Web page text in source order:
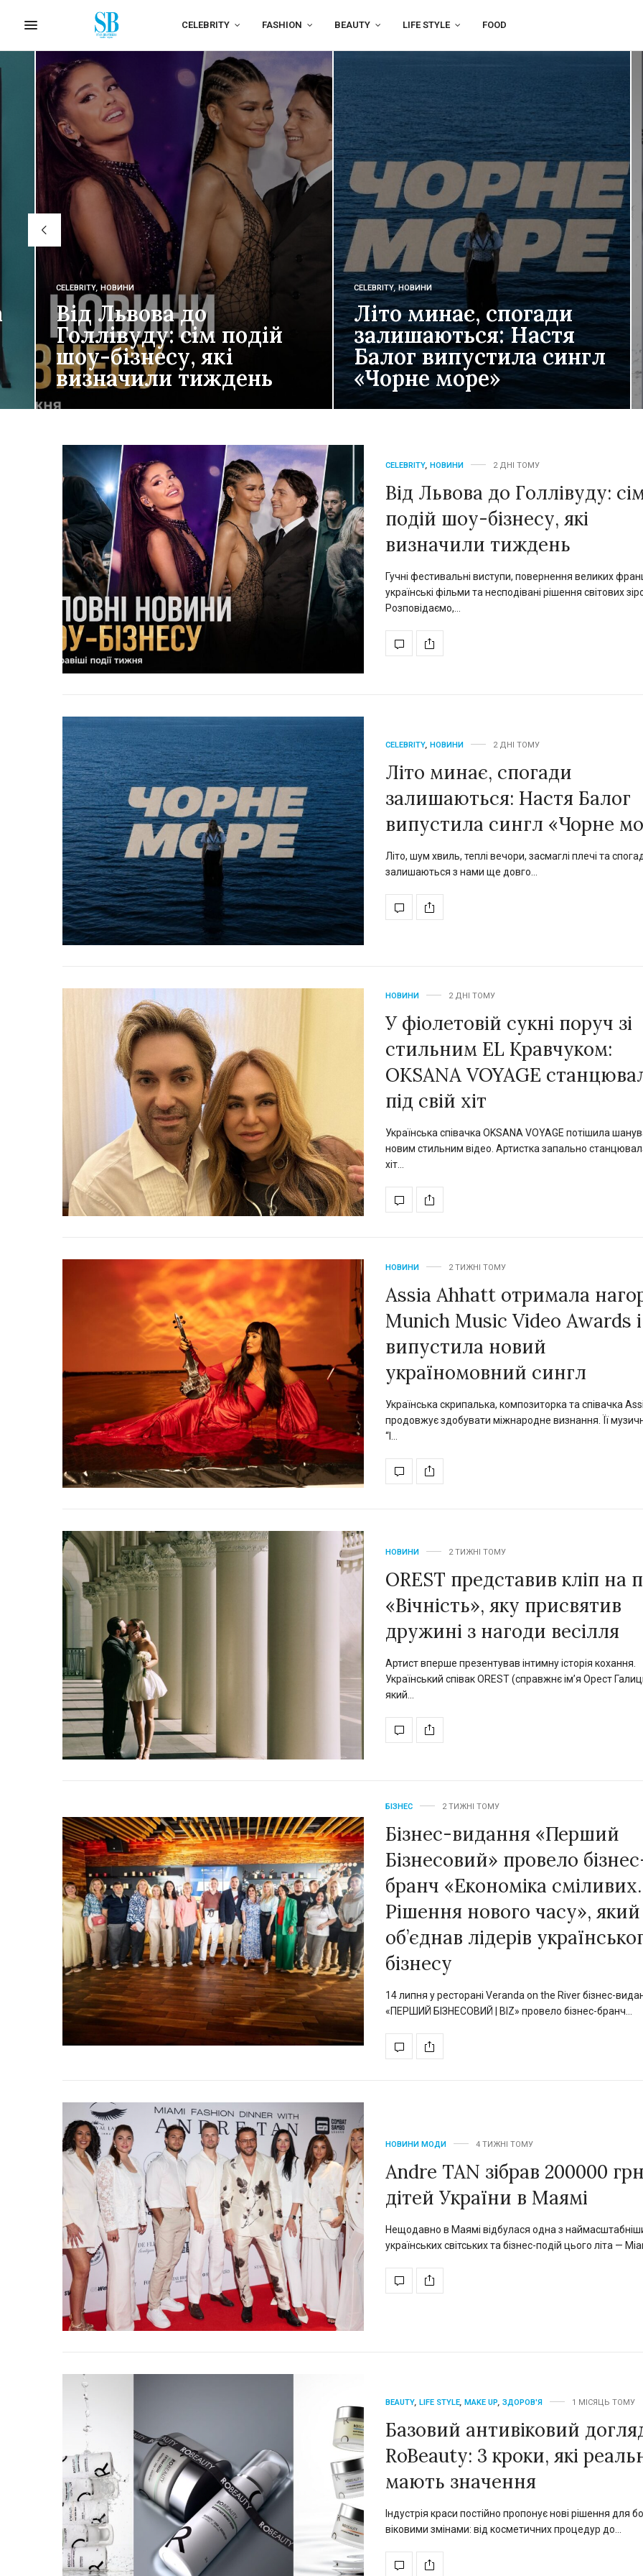
CELEBRITY FASHION BEAUTY LIFE STYLE FOOD
CELEBRITY, НОВИНИ
Від Львова до
Голлівуду: сім подій
шоу-бізнесу, які
визначили тиждень
Гучні фестивальні виступи, повернення великих
ЧИТАТИ ДАЛІ →
CELEBRITY, НОВИНИ
Літо минає, спогади
залишаються: Настя
Балог випустила сингл
«Чорне море»
ЧИТАТИ ДАЛІ →
CELEBRITY, НОВИНИ 2 ДНІ ТОМУ
Від Львова до Голлівуду:
подій шоу-бізнесу, які
визначили тиждень
Гучні фестивальні виступи, повернення великих
українські фільми та несподівані рішення світових
Розповідаємо,…
CELEBRITY, НОВИНИ 2 ДНІ ТОМУ
Літо минає, спогади
залишаються: Настя Балог
випустила сингл «Чорне
Літо, шум хвиль, теплі вечори, засмаглі плечі та
залишаються з нами ще довго…
НОВИНИ 2 ДНІ ТОМУ
У фіолетовій сукні поруч зі
стильним EL Кравчуком:
OKSANA VOYAGE
під свій хіт
Українська співачка OKSANA VOYAGE потішила
новим стильним відео. Артистка запально
хіт…
НОВИНИ 2 ТИЖНІ ТОМУ
Assia Ahhatt отримала
Munich Music Video Awards і
випустила новий
україномовний сингл
Українська скрипалька, композиторка та співачка
продовжує здобувати міжнародне визнання. Її
“I…
НОВИНИ 2 ТИЖНІ ТОМУ
OREST представив кліп на
«Вічність», яку присвятив
дружині з нагоди весілля
Артист вперше презентував інтимну історія кохання.
Український співак OREST (справжнє імʼя Орест
який…
БІЗНЕС 2 ТИЖНІ ТОМУ
Бізнес-видання «Перший
Бізнесовий» провело
бранч «Економіка сміливих.
Рішення нового часу», який
об’єднав лідерів
бізнесу
14 липня у ресторані Veranda on the River бізнес-
«ПЕРШИЙ БІЗНЕСОВИЙ | BIZ» провело бізнес-бранч…
НОВИНИ МОДИ 4 ТИЖНІ ТОМУ
Andre TAN зібрав 200000
дітей України в Маямі
Нещодавно в Маямі відбулася одна з
українських світських та бізнес-подій цього літа —
BEAUTY, LIFE STYLE, MAKE UP, ЗДОРОВ'Я 1 МІСЯЦЬ ТОМУ
Базовий антивіковий
RoBeauty: 3 кроки, які
мають значення
Індустрія краси постійно пропонує нові рішення для
віковими змінами: від косметичних процедур до…
17 вересня 2026 року